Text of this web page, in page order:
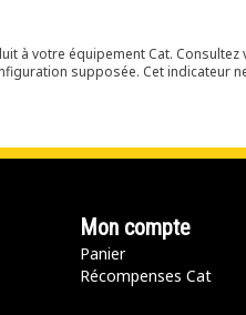
à votre équipement Cat. Consultez
supposée. Cet indicateur
Mon compte
Panier
Récompenses Cat